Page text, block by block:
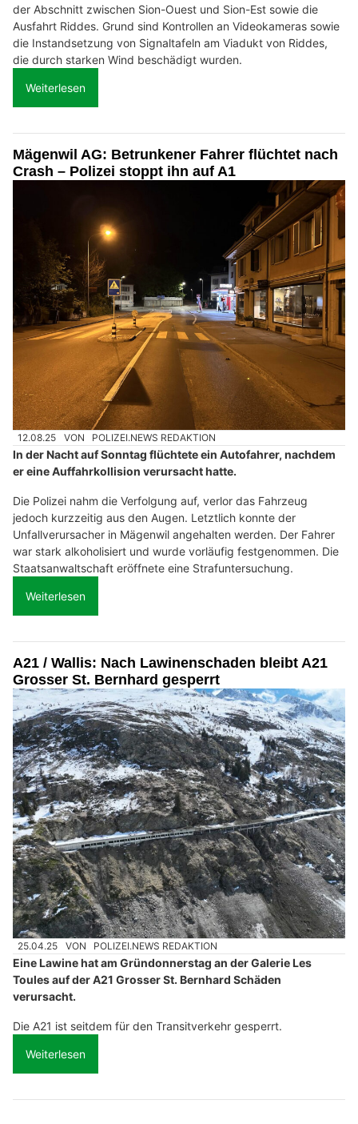
der Abschnitt zwischen Sion-Ouest und Sion-Est sowie die
Ausfahrt Riddes. Grund sind Kontrollen an Videokameras sowie
die Instandsetzung von Signaltafeln am Viadukt von Riddes,
die durch starken Wind beschädigt wurden.
Weiterlesen
Mägenwil AG: Betrunkener Fahrer flüchtet nach
Crash – Polizei stoppt ihn auf A1
12.08.25 VON POLIZEI.NEWS REDAKTION
In der Nacht auf Sonntag flüchtete ein Autofahrer, nachdem
er eine Auffahrkollision verursacht hatte.
Die Polizei nahm die Verfolgung auf, verlor das Fahrzeug
jedoch kurzzeitig aus den Augen. Letztlich konnte der
Unfallverursacher in Mägenwil angehalten werden. Der Fahrer
war stark alkoholisiert und wurde vorläufig festgenommen. Die
Staatsanwaltschaft eröffnete eine Strafuntersuchung.
Weiterlesen
A21 / Wallis: Nach Lawinenschaden bleibt A21
Grosser St. Bernhard gesperrt
25.04.25 VON POLIZEI.NEWS REDAKTION
Eine Lawine hat am Gründonnerstag an der Galerie Les
Toules auf der A21 Grosser St. Bernhard Schäden
verursacht.
Die A21 ist seitdem für den Transitverkehr gesperrt.
Weiterlesen